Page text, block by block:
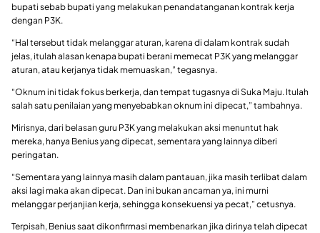
bupati sebab bupati yang melakukan penandatanganan kontrak kerja
dengan P3K.
“Hal tersebut tidak melanggar aturan, karena di dalam kontrak sudah
jelas, itulah alasan kenapa bupati berani memecat P3K yang melanggar
aturan, atau kerjanya tidak memuaskan,” tegasnya.
“Oknum ini tidak fokus berkerja, dan tempat tugasnya di Suka Maju. Itulah
salah satu penilaian yang menyebabkan oknum ini dipecat,” tambahnya.
Mirisnya, dari belasan guru P3K yang melakukan aksi menuntut hak
mereka, hanya Benius yang dipecat, sementara yang lainnya diberi
peringatan.
“Sementara yang lainnya masih dalam pantauan, jika masih terlibat dalam
aksi lagi maka akan dipecat. Dan ini bukan ancaman ya, ini murni
melanggar perjanjian kerja, sehingga konsekuensi ya pecat,” cetusnya.
Terpisah, Benius saat dikonfirmasi membenarkan jika dirinya telah dipecat